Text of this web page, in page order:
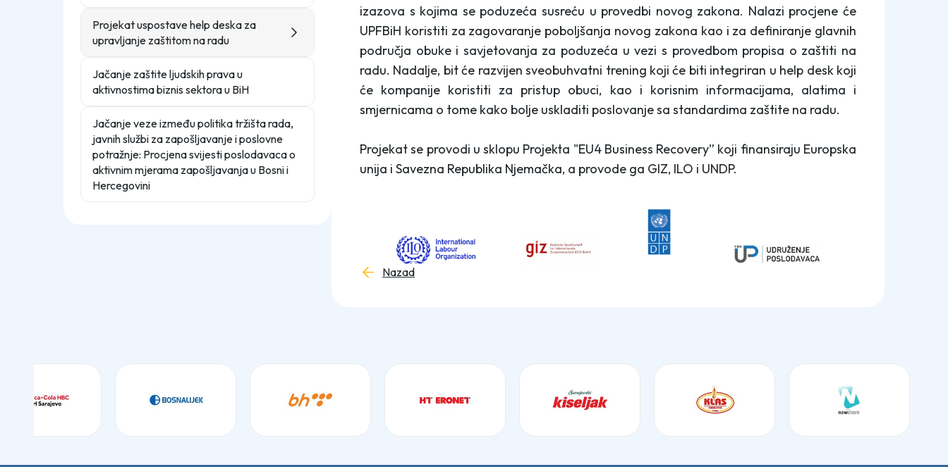
Projekat uspostave help deska za
upravljanje zaštitom na radu
Jačanje zaštite ljudskih prava u
aktivnostima biznis sektora u BiH
Jačanje veze između politika tržišta rada,
javnih službi za zapošljavanje i poslovne
potražnje: Procjena svijesti poslodavaca o
aktivnim mjerama zapošljavanja u Bosni i
Hercegovini
izazova s kojima se poduzeća susreću u provedbi novog zakona. Nalazi procjene će
UPFBiH koristiti za zagovaranje poboljšanja novog zakona kao i za definiranje glavnih
područja obuke i savjetovanja za poduzeća u vezi s provedbom propisa o zaštiti na
radu. Nadalje, bit će razvijen sveobuhvatni trening koji će biti integriran u help desk koji
će kompanije koristiti za pristup obuci, kao i korisnim informacijama, alatima i
smjernicama o tome kako bolje uskladiti poslovanje sa standardima zaštite na radu.
Projekat se provodi u sklopu Projekta "EU4 Business Recovery” koji finansiraju Europska
unija i Savezna Republika Njemačka, a provode ga GIZ, ILO i UNDP.
Nazad